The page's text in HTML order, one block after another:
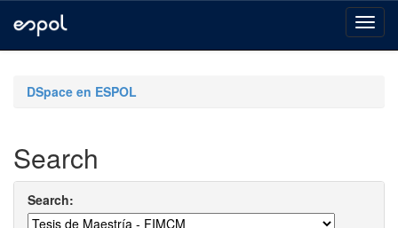
navigationDSpace en ESPOL
Search
Search: